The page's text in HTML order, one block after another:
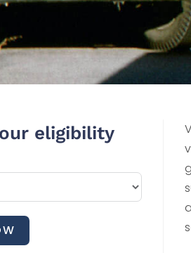
eligibility